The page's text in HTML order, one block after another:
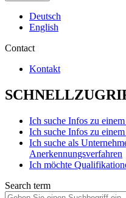
Deutsch
English
Contact
Kontakt
Ich suche Infos zu
Ich suche Infos zu
Ich suche als
Anerkennungsverfahren
Ich möchte
Search term